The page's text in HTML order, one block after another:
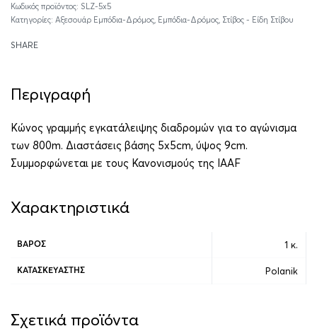
SLZ-5x5
Κατηγορίες: Αξεσουάρ Εμπόδια-Δρόμος, Εμπόδια-Δρόμος, Στίβος - Είδη Στίβου
SHARE
Περιγραφή
Κώνος γραμμής εγκατάλειψης διαδρομών για το αγώνισμα
των 800m. Διαστάσεις βάσης 5x5cm, ύψος 9cm.
Συμμορφώνεται με τους Κανονισμούς της IAAF
Χαρακτηριστικά
ΒΆΡΟΣ 1 κ.
ΚΑΤΑΣΚΕΥΑΣΤΉΣ Polanik
Σχετικά προϊόντα